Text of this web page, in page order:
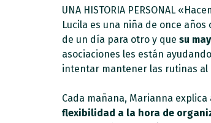
UNA HISTORIA PERSONAL
Lucila es una niña de once
de un día para otro y que su
asociaciones les están
intentar mantener las rutinas al
Cada mañana, Marianna
flexibilidad a la hora de